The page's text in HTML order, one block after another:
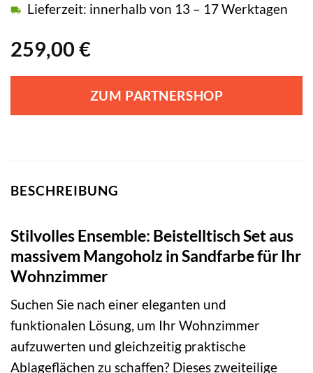
259,00 €
Lieferzeit: innerhalb von 13 – 17 Werktagen
ZUM PARTNERSHOP
BESCHREIBUNG
Stilvolles Ensemble: Beistelltisch Set aus
massivem Mangoholz in Sandfarbe für Ihr
Wohnzimmer
Suchen Sie nach einer eleganten und
funktionalen Lösung, um Ihr Wohnzimmer
aufzuwerten und gleichzeitig praktische
Ablageflächen zu schaffen? Dieses zweiteilige